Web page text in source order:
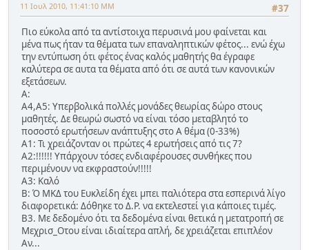
#37
11 Ιουλ 2010, 11:41:10 ΜΜ
Πιο εύκολα από τα αντίστοιχα περυσινά μου φαίνεται και
μένα πως ήταν τα θέματα των επαναληπτικών φέτος... ενώ έχω
την εντύπωση ότι φέτος ένας καλός μαθητής θα έγραφε
καλύτερα σε αυτα τα θέματα από ότι σε αυτά των κανονικών
εξετάσεων.
Α:
Α4,Α5: Υπερβολικά πολλές μονάδες θεωρίας δώρο στους
μαθητές. Δε θεωρώ σωστό να είναι τόσο μεταβλητό το
ποσοστό ερωτήσεων ανάπτυξης στο Α θέμα (0-33%)
Α1: Τι χρειάζονταν οι πρώτες 4 ερωτήσεις από τις 7?
Α2:!!!!!! Υπάρχουν τόσες ενδιαφέρουσες συνθήκες που
περιμένουν να εκφραστούν!!!!!
Α3: Καλό
Β: Ό ΜΚΔ του Ευκλείδη έχει μπει παλιότερα στα εσπερινά λίγο
διαφορετικά: Δόθηκε το Δ.Ρ. να εκτελεστεί για κάποιες τιμές.
Β3. Με δεδομένο ότι τα δεδομένα είναι θετικά η μετατροπή σε
Μεχρισ_Οτου είναι ιδιαίτερα απλή, δε χρειάζεται επιπλέον
Αν...